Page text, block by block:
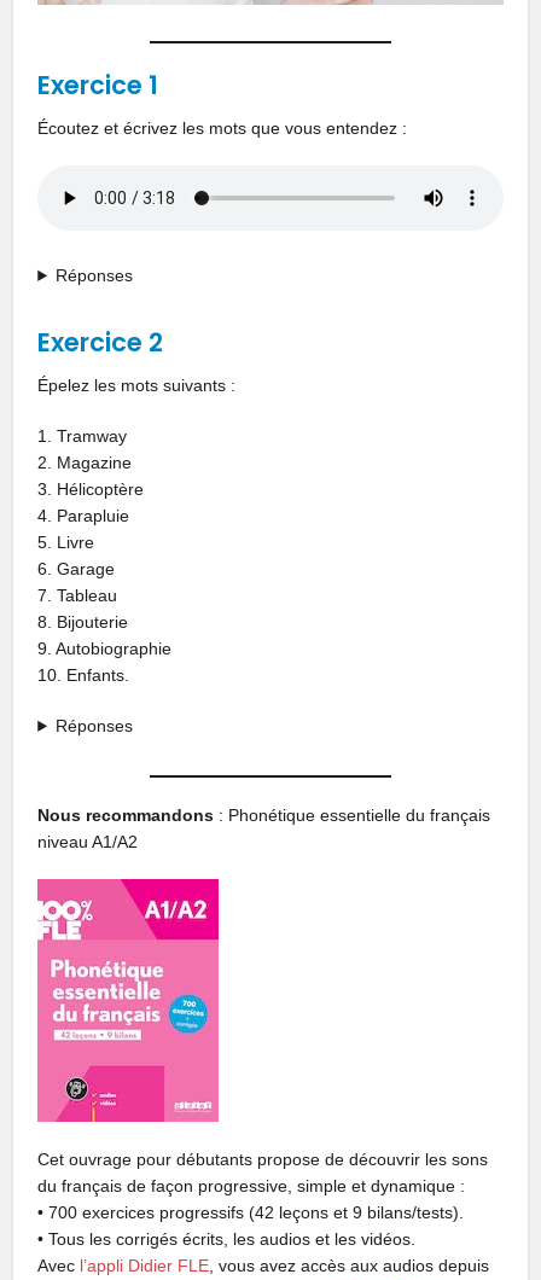
Exercice 1
Écoutez et écrivez les mots que vous entendez :
Réponses
Exercice 2
Épelez les mots suivants :
1. Tramway
2. Magazine
3. Hélicoptère
4. Parapluie
5. Livre
6. Garage
7. Tableau
8. Bijouterie
9. Autobiographie
10. Enfants.
Réponses
Nous recommandons : Phonétique essentielle du français
niveau A1/A2
Cet ouvrage pour débutants propose de découvrir les sons
du français de façon progressive, simple et dynamique :
• 700 exercices progressifs (42 leçons et9 bilans/tests).
• Tous les corrigés écrits, les audios et les vidéos.
Avec l’appli Didier FLE , vous avez accès aux audios depuis